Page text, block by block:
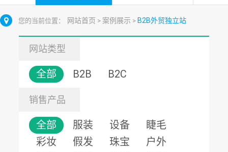
您的当前位置： 网站首页 > 案例展示 > B2B外贸独立站
网站类型
全部 B2B B2C
销售产品
全部 服装 设备
睫毛
彩妆
假发 珠宝
户外